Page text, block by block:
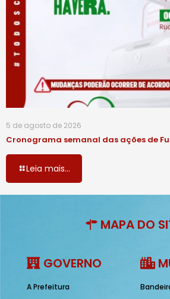
5 de agosto de 2026
Cronograma semanal das ações de
Leia mais...
MAPA DO
GOVERNO
A Prefeitura